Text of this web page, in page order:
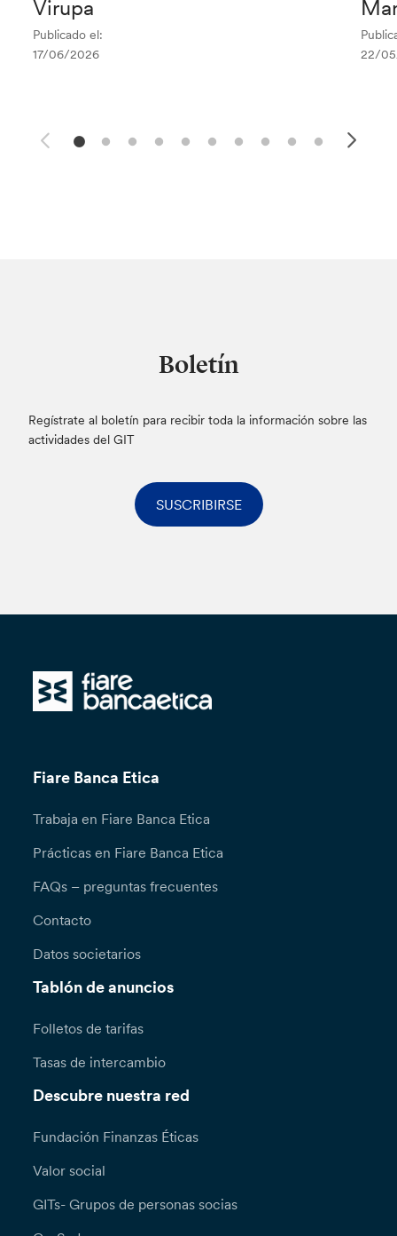
Virupa
Publicado el:
17/06/2026
22/
Boletín
Regístrate al boletín para recibir toda la información sobre las
actividades del GIT
SUSCRIBIRSE
Fiare Banca Etica
Trabaja en Fiare Banca Etica
Prácticas en Fiare Banca Etica
FAQs – preguntas frecuentes
Contacto
Datos societarios
Tablón de anuncios
Folletos de tarifas
Tasas de intercambio
Descubre nuestra red
Fundación Finanzas Éticas
Valor social
GITs- Grupos de personas socias